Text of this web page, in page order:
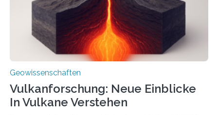
wahrzunehmen. Dadurch konnten sie sich verorten und
über den Ozean navigieren. Vor einigen Jahren…
Geowissenschaften
Vulkanforschung: Neue Einblicke
In Vulkane Verstehen